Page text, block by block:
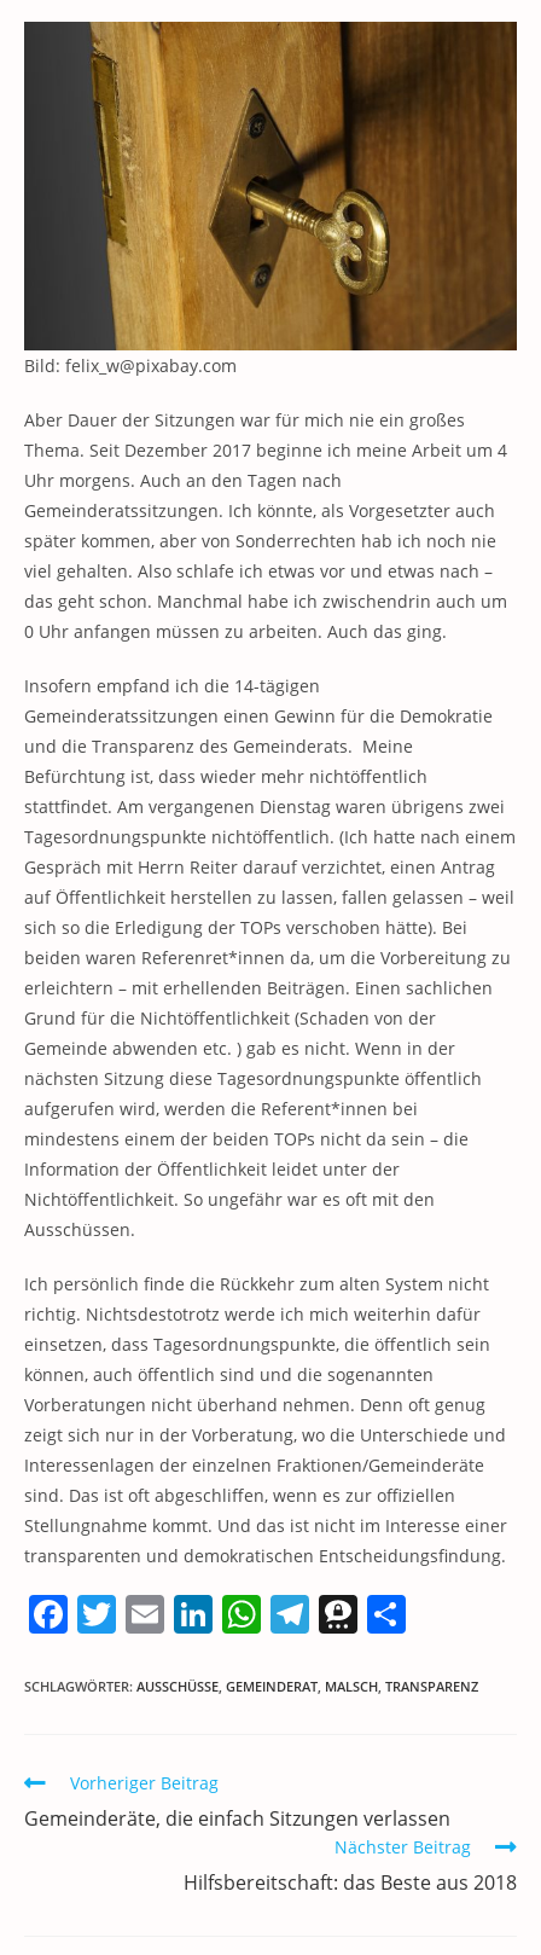
Bild: felix_w@pixabay.com
Aber Dauer der Sitzungen war für mich nie ein großes
Thema. Seit Dezember 2017 beginne ich meine Arbeit um 4
Uhr morgens. Auch an den Tagen nach
Gemeinderatssitzungen. Ich könnte, als Vorgesetzter auch
später kommen, aber von Sonderrechten hab ich noch nie
viel gehalten. Also schlafe ich etwas vor und etwas nach –
das geht schon. Manchmal habe ich zwischendrin auch um
0 Uhr anfangen müssen zu arbeiten. Auch das ging.
Insofern empfand ich die 14-tägigen
Gemeinderatssitzungen einen Gewinn für die Demokratie
und die Transparenz des Gemeinderats. Meine
Befürchtung ist, dass wieder mehr nichtöffentlich
stattfindet. Am vergangenen Dienstag waren übrigens zwei
Tagesordnungspunkte nichtöffentlich. (Ich hatte nach einem
Gespräch mit Herrn Reiter darauf verzichtet, einen Antrag
auf Öffentlichkeit herstellen zu lassen, fallen gelassen – weil
sich so die Erledigung der TOPs verschoben hätte). Bei
beiden waren Referenret*innen da, um die Vorbereitung zu
erleichtern – mit erhellenden Beiträgen. Einen sachlichen
Grund für die Nichtöffentlichkeit (Schaden von der
Gemeinde abwenden etc. ) gab es nicht. Wenn in der
nächsten Sitzung diese Tagesordnungspunkte öffentlich
aufgerufen wird, werden die Referent*innen bei
mindestens einem der beiden TOPs nicht da sein – die
Information der Öffentlichkeit leidet unter der
Nichtöffentlichkeit. So ungefähr war es oft mit den
Ausschüssen.
Ich persönlich finde die Rückkehr zum alten System nicht
richtig. Nichtsdestotrotz werde ich mich weiterhin dafür
einsetzen, dass Tagesordnungspunkte, die öffentlich sein
können, auch öffentlich sind und die sogenannten
Vorberatungen nicht überhand nehmen. Denn oft genug
zeigt sich nur in der Vorberatung, wo die Unterschiede und
Interessenlagen der einzelnen Fraktionen/Gemeinderäte
sind. Das ist oft abgeschliffen, wenn es zur offiziellen
Stellungnahme kommt. Und das ist nicht im Interesse einer
transparenten und demokratischen Entscheidungsfindung.
F
c
b
o
T
itt
E
ai
Li
k
dI
n
W
at
p
T
e
m
T
re
a
le
SCHLAGWÖRTER: AUSSCHÜSSE, GEMEINDERAT, MALSCH, TRANSPARENZ
Weitere
ansehen
Vorheriger Beitrag
Gemeinderäte, die einfach Sitzungen verlassen
Nächster Beitrag
Hilfsbereitschaft: das Beste aus 2018